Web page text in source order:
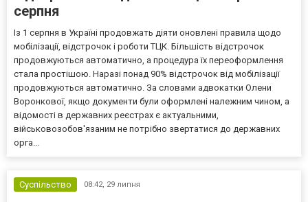
серпня
Із 1 серпня в Україні продовжать діяти оновлені правила щодо
мобілізації, відстрочок і роботи ТЦК. Більшість відстрочок
продовжуються автоматично, а процедура їх переоформлення
стала простішою. Наразі понад 90% відстрочок від мобілізації
продовжуються автоматично. За словами адвокатки Олени
Воронкової, якщо документи були оформлені належним чином, а
відомості в державних реєстрах є актуальними,
військовозобов'язаним не потрібно звертатися до державних
орга...
Суспільство 08:42, 29 липня